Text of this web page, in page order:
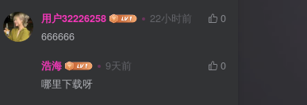
用户32226258 22小时前
0
666666
浩海 9天前
0
哪里下载呀